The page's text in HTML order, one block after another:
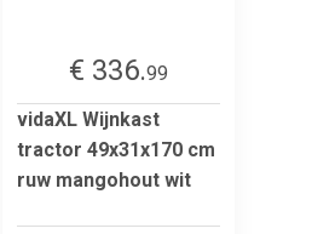
€ 336.99
vidaXL Wijnkast
tractor 49x31x170 cm
ruw mangohout wit